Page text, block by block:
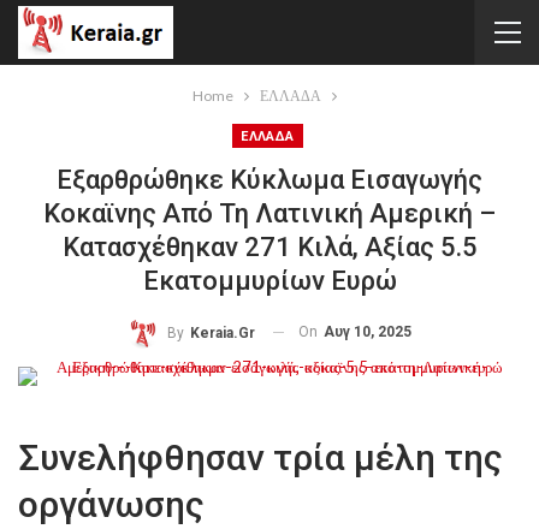
Home ΕΛΛΑΔΑ
ΕΛΛΑΔΑ
Εξαρθρώθηκε Κύκλωμα Εισαγωγής
Κοκαϊνης Από Τη Λατινική Αμερική –
Κατασχέθηκαν 271 Κιλά, Αξίας 5.5
Εκατομμυρίων Ευρώ
By Keraia.gr On Αυγ 10, 2025
Συνελήφθησαν τρία μέλη της
οργάνωσης